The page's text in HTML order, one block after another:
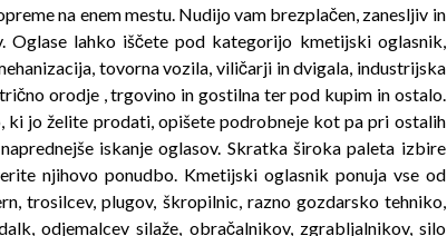
na enem mestu. Nudijo vam brezplačen, zanesljiv in
Oglase lahko iščete pod kategorijo kmetijski oglasnik,
tovorna vozila, viličarji in dvigala, industrijska
orodje , trgovino in gostilna ter pod kupim in ostalo.
ki jo želite prodati, opišete podrobneje kot pa pri ostalih
iskanje oglasov. Skratka široka paleta izbire
njihovo ponudbo. Kmetijski oglasnik ponuja vse od
trosilcev, plugov, škropilnic, razno gozdarsko tehniko,
odjemalcev silaže, obračalnikov, zgrabljalnikov, silo